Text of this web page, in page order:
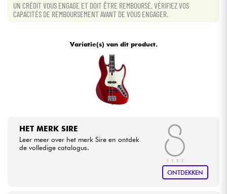
Bekijk onze merken
UN CRÉDIT VOUS ENGAGE ET DOIT ÊTRE REMBOURSÉ. VÉRIFIEZ VOS
CAPACITÉS DE REMBOURSEMENT AVANT DE VOUS ENGAGER.
Variatie(s) van dit product.
HET MERK SIRE
Leer meer over het merk Sire en ontdek
de volledige catalogus.
ONTDEKKEN